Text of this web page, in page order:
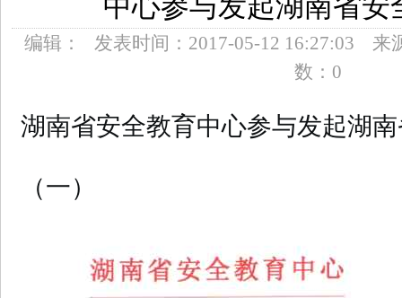
育新高地
• 4.14湖南凯迪科技学雷锋“硬核”青年刘诚： 实干笃行显
• 2026国内软文推广平台哪家好？4大梯队深度解析+13平
编辑： 发表时间： 2017-05-12 16:27:03 来
数： 0
湖南省安全教育中心参与发起湖
（一）